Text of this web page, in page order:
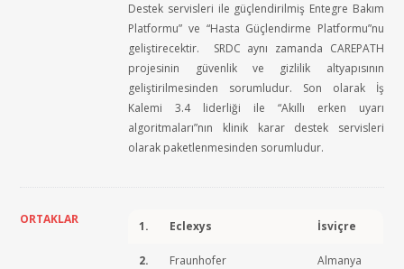
Destek servisleri ile güçlendirilmiş Entegre Bakım
Platformu” ve “Hasta Güçlendirme Platformu”nu
geliştirecektir. SRDC aynı zamanda CAREPATH
projesinin güvenlik ve gizlilik altyapısının
geliştirilmesinden sorumludur. Son olarak İş
Kalemi 3.4 liderliği ile “Akıllı erken uyarı
algoritmaları”nın klinik karar destek servisleri
olarak paketlenmesinden sorumludur.
ORTAKLAR 1. Eclexys İsviçre
2. Fraunhofer Almanya